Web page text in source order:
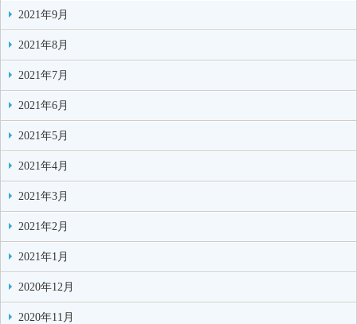
2021年9月
2021年8月
2021年7月
2021年6月
2021年5月
2021年4月
2021年3月
2021年2月
2021年1月
2020年12月
2020年11月